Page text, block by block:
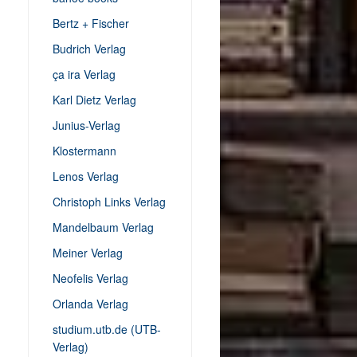
Bertz + Fischer
Budrich Verlag
ça ira Verlag
Karl Dietz Verlag
Junius-Verlag
Klostermann
Lenos Verlag
Christoph Links Verlag
Mandelbaum Verlag
Meiner Verlag
Neofelis Verlag
Orlanda Verlag
studium.utb.de (UTB-
Verlag)